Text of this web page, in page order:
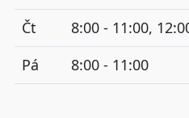
Čt
8:00 - 11:00,
Pá
8:00 - 11:00